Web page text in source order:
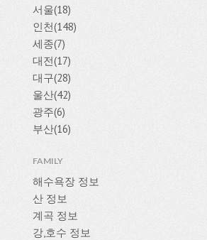
서울(18)
인천(148)
세종(7)
대전(17)
대구(28)
울산(42)
광주(6)
부산(16)
FAMILY
해수욕장 정보
산 정보
계곡 정보
강,호수 정보